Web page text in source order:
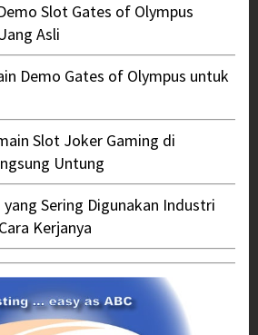
Slot Gates of Olympus
Asli
Demo Gates of Olympus untuk
Slot Joker Gaming di
Untung
Sering Digunakan Industri
Kerjanya